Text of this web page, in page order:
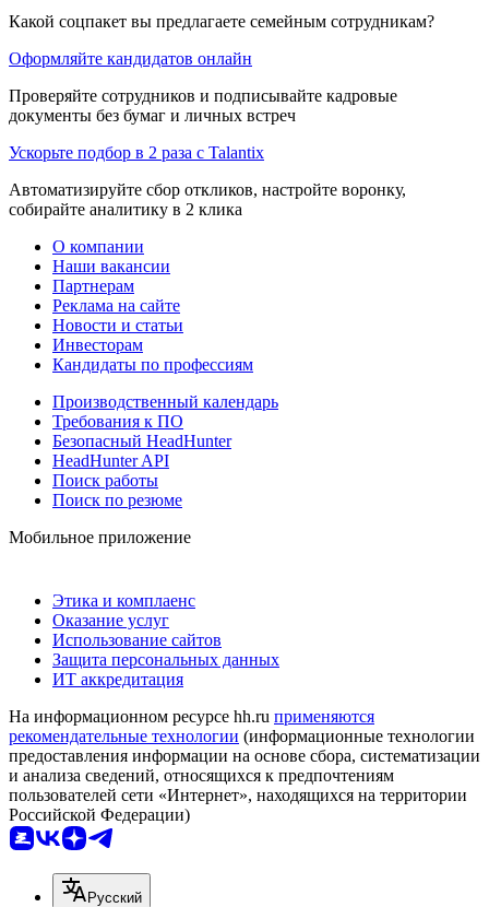
Какой соцпакет вы предлагаете семейным сотрудникам?
Оформляйте кандидатов онлайн
Проверяйте сотрудников и подписывайте кадровые
документы без бумаг и личных встреч
Ускорьте подбор в 2 раза с Talantix
Автоматизируйте сбор откликов, настройте воронку,
собирайте аналитику в 2 клика
О компании
Наши вакансии
Партнерам
Реклама на сайте
Новости и статьи
Инвесторам
Кандидаты по профессиям
Производственный календарь
Требования к ПО
Безопасный HeadHunter
HeadHunter API
Поиск работы
Поиск по резюме
Мобильное приложение
Этика и комплаенс
Оказание услуг
Использование сайтов
Защита персональных данных
ИТ аккредитация
На информационном ресурсе hh.ru применяются
рекомендательные технологии (информационные технологии
предоставления информации на основе сбора, систематизации
и анализа сведений, относящихся к предпочтениям
пользователей сети «Интернет», находящихся на территории
Российской Федерации)
Русский